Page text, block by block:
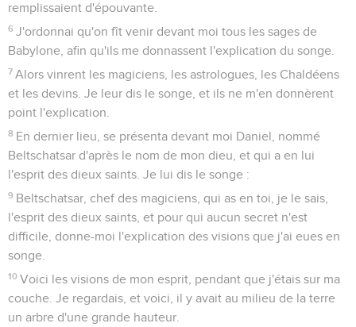
remplissaient d'épouvante.
6 J'ordonnai qu'on fît venir devant moi tous les sages de
Babylone, afin qu'ils me donnassent l'explication du songe.
7 Alors vinrent les magiciens, les astrologues, les Chaldéens
et les devins. Je leur dis le songe, et ils ne m'en donnèrent
point l'explication.
8 En dernier lieu, se présenta devant moi Daniel, nommé
Beltschatsar d'après le nom de mon dieu, et qui a en lui
l'esprit des dieux saints. Je lui dis le songe :
9 Beltschatsar, chef des magiciens, qui as en toi, je le sais,
l'esprit des dieux saints, et pour qui aucun secret n'est
difficile, donne-moi l'explication des visions que j'ai eues en
songe.
10 Voici les visions de mon esprit, pendant que j'étais sur ma
couche. Je regardais, et voici, il y avait au milieu de la terre
un arbre d'une grande hauteur.